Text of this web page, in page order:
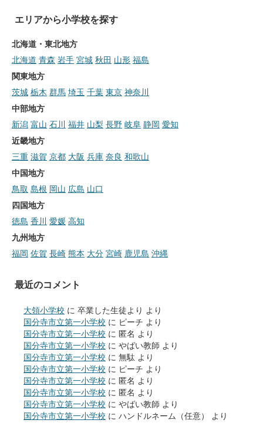
エリアから小学校を探す
北海道・東北地方
北海道 青森 岩手 宮城 秋田 山形 福島
関東地方
茨城 栃木 群馬 埼玉 千葉 東京 神奈川
中部地方
新潟 富山 石川 福井 山梨 長野 岐阜 静岡 愛知
近畿地方
三重 滋賀 京都 大阪 兵庫 奈良 和歌山
中国地方
鳥取 島根 岡山 広島 山口
四国地方
徳島 香川 愛媛 高知
九州地方
福岡 佐賀 長崎 熊本 大分 宮崎 鹿児島 沖縄
最近のコメント
大領小学校 に 卒業した生徒より より
国分寺市立第一小学校 に ピーチ より
国分寺市立第一小学校 に 匿名 より
国分寺市立第一小学校 に やばい教師 より
国分寺市立第一小学校 に 無駄 より
国分寺市立第一小学校 に ピーチ より
国分寺市立第一小学校 に 匿名 より
国分寺市立第一小学校 に 匿名 より
国分寺市立第一小学校 に やばい教師 より
国分寺市立第一小学校 に ハンドルネーム（任意） より